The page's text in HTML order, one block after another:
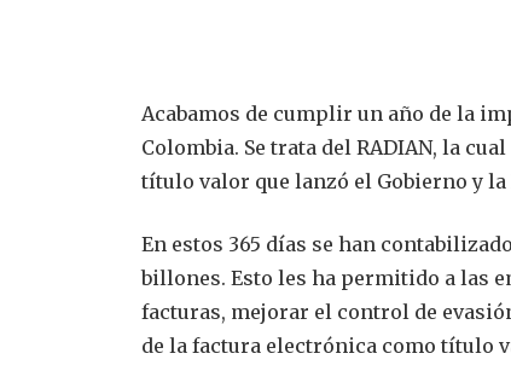
Acabamos de cumplir un año de la
Colombia. Se trata del RADIAN, la
título valor que lanzó el Gobierno y la
En estos 365 días se han
billones. Esto les ha permitido a las
facturas, mejorar el control de
de la factura electrónica como título